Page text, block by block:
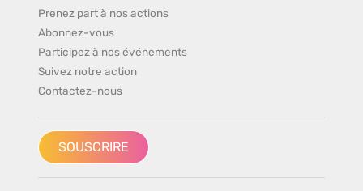
Prenez part à nos actions
Abonnez-vous
Participez à nos événements
Suivez notre action
Contactez-nous
SOUSCRIRE